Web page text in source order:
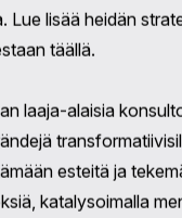
haastavaa.
toteuttamalla
sitten laajentamassa
siirtymässä uusille
myymäläsi
saumattomasti.
Praellan